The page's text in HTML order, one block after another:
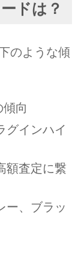
ドは？
のような傾
向
グインハイ
額査定に繋
ー、ブラッ